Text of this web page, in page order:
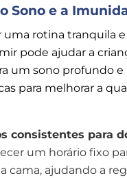
Sono e a
uma rotina tranquila
pode ajudar a
um sono profundo e
para melhorar a
consistentes para
um horário fixo
a cama, ajudando a